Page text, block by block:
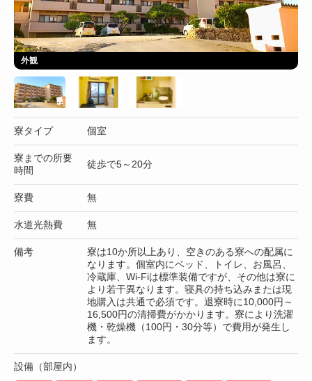
外観
寮タイプ 個室
寮までの所要
時間
徒歩で5～20分
寮費 無
水道光熱費 無
備考
寮は10か所以上あり、空きのある寮への配属に
なります。個室内にベッド、トイレ、お風呂、
冷蔵庫、Wi-Fiは標準装備ですが、その他は寮に
より若干異なります。寝具の持ち込みまたは現
地購入は共通で必須です。退寮時に10,000円～
16,500円の清掃費がかかります。寮により洗濯
機・乾燥機（100円・30分等）で費用が発生し
ます。
設備（部屋内）